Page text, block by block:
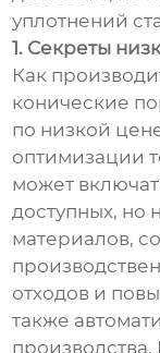
уплотнений
1. Секреты
Как
конические
по низкой
оптимизации
может
доступных, но
материалов,
отходов и
также